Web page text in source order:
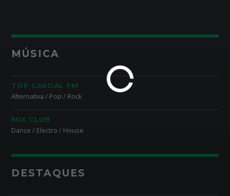
MÚSICA
TOP CARDAL FM
Alternativa / Pop / Rock
MIX CLUB
Dance / Electro / House
DESTAQUES